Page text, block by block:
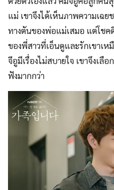
แม่ เขาจึงได้เห็นภาพความเฉ
ทางตันของพ่อแม่เสมอ แต่โช
ของพี่สาวที่เอ็นดูและรักเขาเ
จีอูมีเรื่องไม่สบายใจ เขาจึงเลื
ฟังมากกว่า